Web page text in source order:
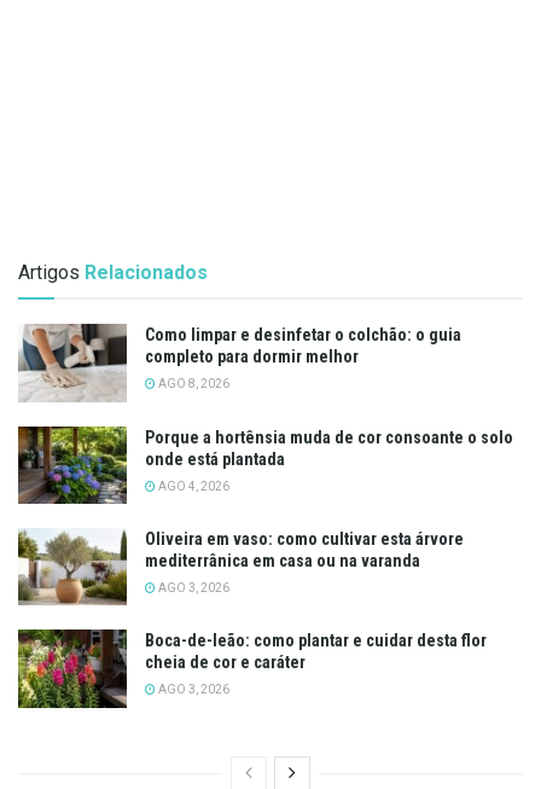
Artigos Relacionados
Como limpar e desinfetar o colchão: o guia
completo para dormir melhor
AGO 8, 2026
Porque a hortênsia muda de cor consoante o solo
onde está plantada
AGO 4, 2026
Oliveira em vaso: como cultivar esta árvore
mediterrânica em casa ou na varanda
AGO 3, 2026
Boca-de-leão: como plantar e cuidar desta flor
cheia de cor e caráter
AGO 3, 2026